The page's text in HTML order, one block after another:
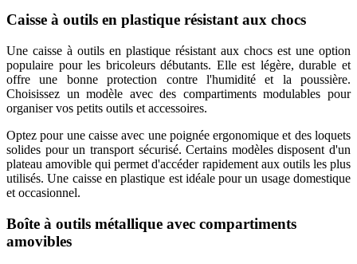
Caisse à outils en plastique résistant aux chocs
Une caisse à outils en plastique résistant aux chocs est une option
populaire pour les bricoleurs débutants. Elle est légère, durable et
offre une bonne protection contre l'humidité et la poussière.
Choisissez un modèle avec des compartiments modulables pour
organiser vos petits outils et accessoires.
Optez pour une caisse avec une poignée ergonomique et des loquets
solides pour un transport sécurisé. Certains modèles disposent d'un
plateau amovible qui permet d'accéder rapidement aux outils les plus
utilisés. Une caisse en plastique est idéale pour un usage domestique
et occasionnel.
Boîte à outils métallique avec compartiments
amovibles